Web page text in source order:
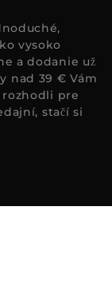
vysoko
a dodanie už
nad 39 € Vám
rozhodli pre
stačí si